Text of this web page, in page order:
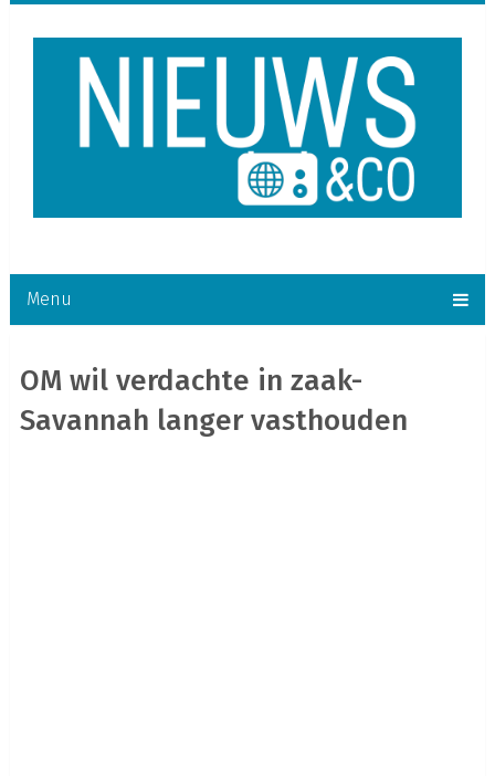
Menu
OM wil verdachte in zaak-
Savannah langer vasthouden